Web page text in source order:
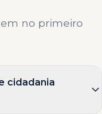
no primeiro
cidadania